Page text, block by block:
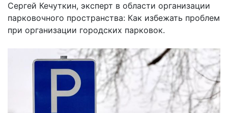
Сергей Кечуткин, эксперт в области организации
парковочного пространства: Как избежать проблем
при организации городских парковок.